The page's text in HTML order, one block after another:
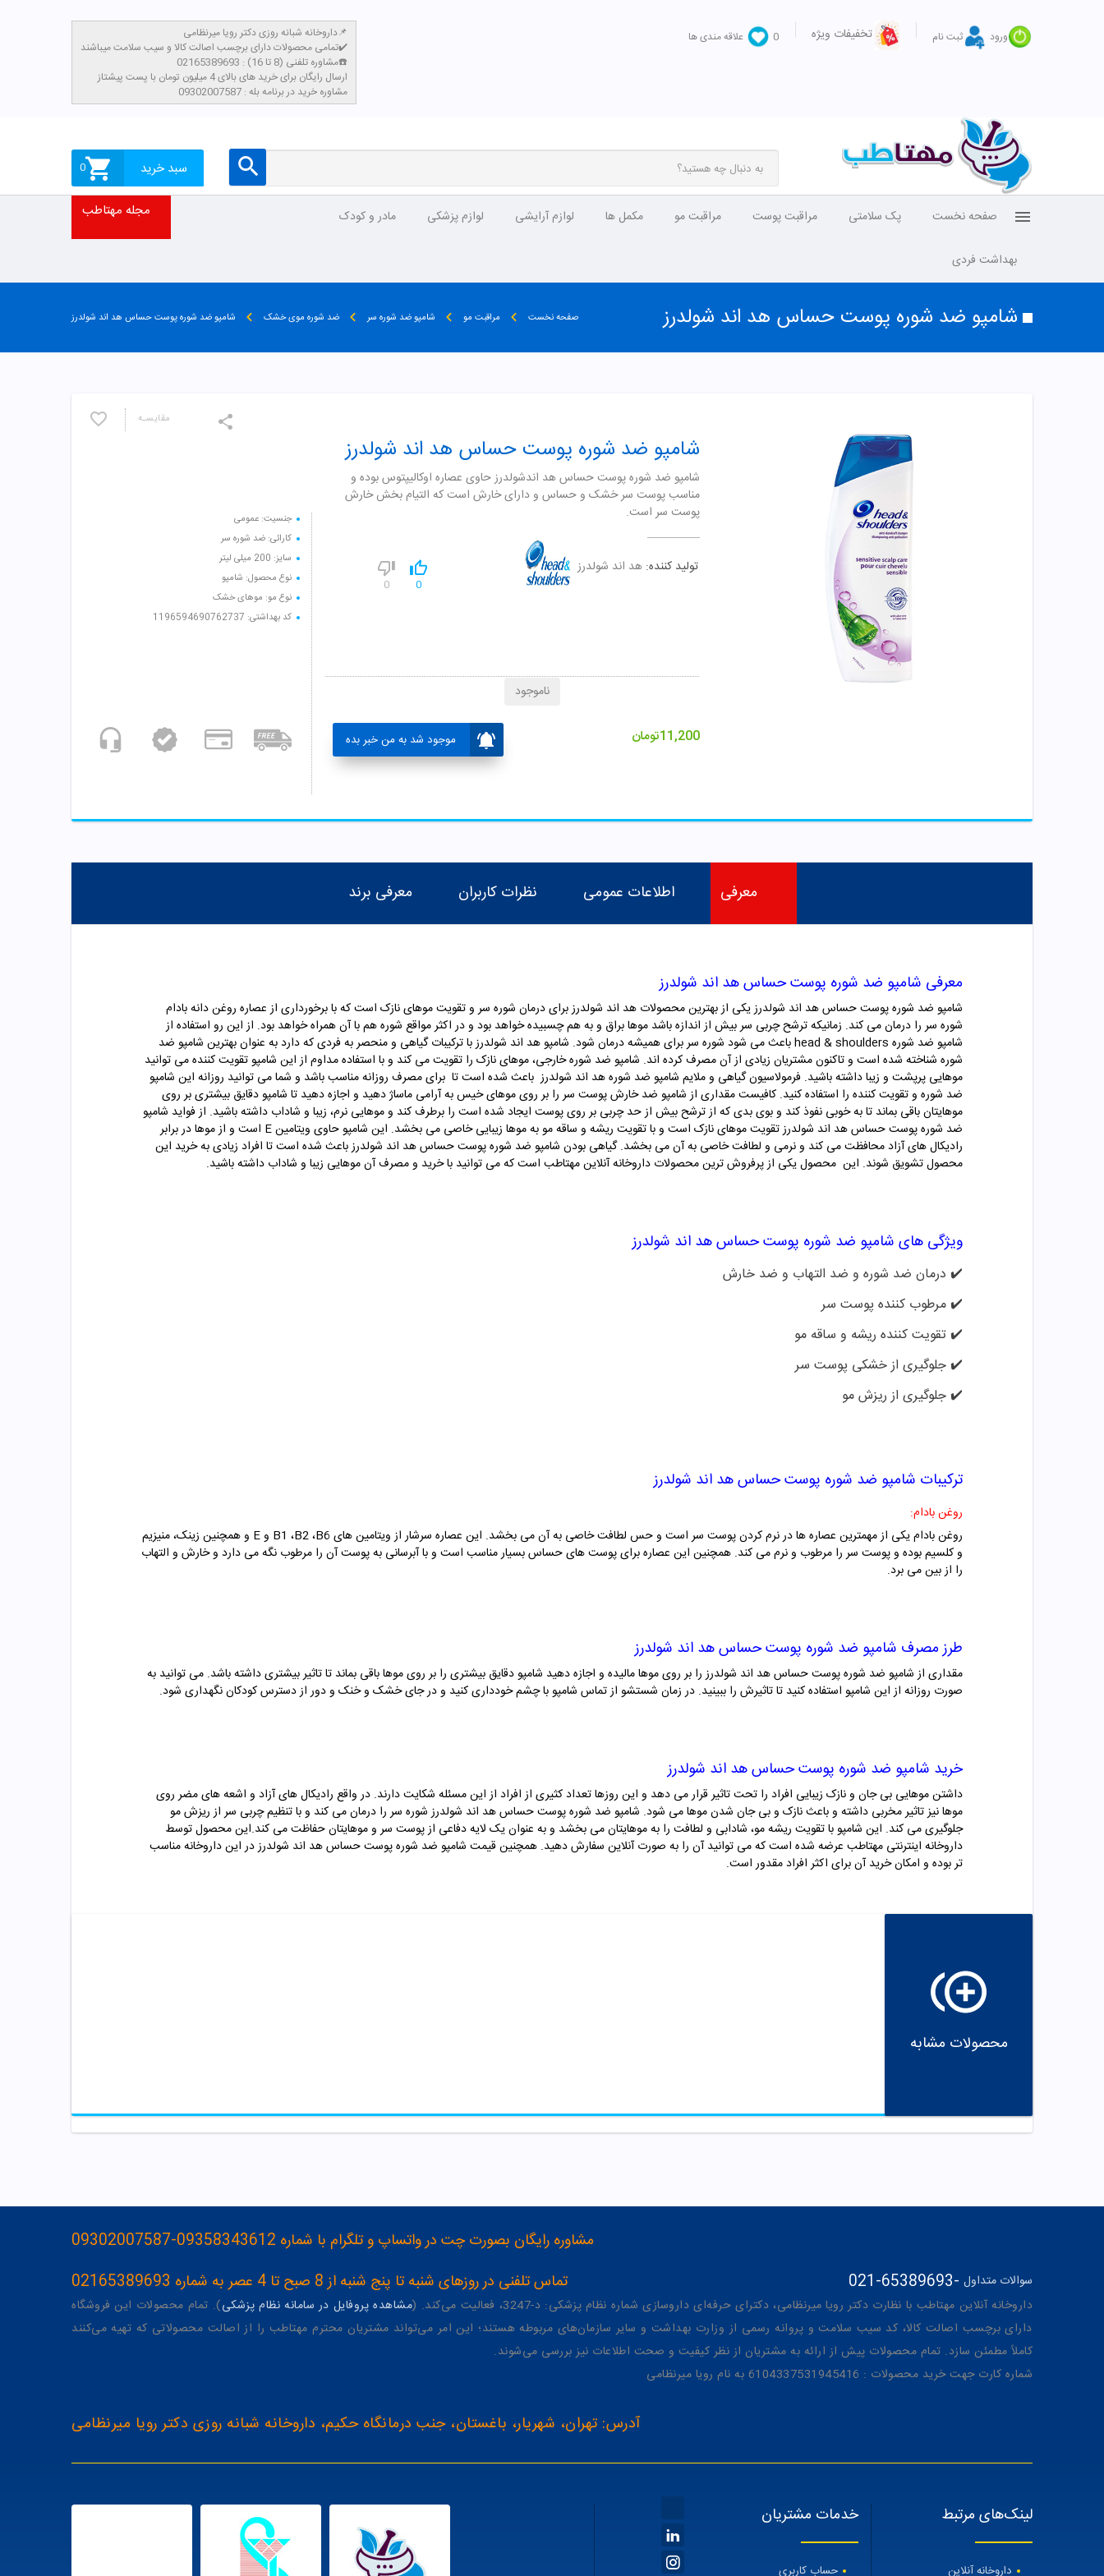
ورود ثبت نام تخفیفات ویژه 0 علاقه مندی ها
داروخانه شبانه روزی دکتر رویا میرنظامی📌
تمامی محصولات دارای برچسب اصالت کالا و سیب سلامت میباشند✔️
مشاوره تلفنی (8 تا 16) : 02165389693☎️
​ارسال رایگان برای خرید های بالای 4 میلیون تومان با پست پیشتاز
مشاوره خرید در برنامه بله : 09302007587
سبد خرید 0
صفحه نخست پک سلامتی مراقبت پوست مراقبت مو مکمل ها لوازم آرایشی لوازم پزشکی مادر و کودک
بهداشت فردی
مجله مهتاطب
شامپو ضد شوره پوست حساس هد اند شولدرز صفحه نخست مراقبت مو شامپو ضد شوره سر ضد شوره موی خشک شامپو ضد شوره پوست حساس هد اند شولدرز
مقایسـه
جنسیت: عمومی
کارائی: ضد شوره سر
سایز: 200 میلی لیتر
نوع محصول: شامپو
نوع مو: موهای خشک
کد بهداشتی: 1196594690762737
شامپو ضد شوره پوست حساس هد اند شولدرز
شامپو ضد شوره پوست حساس هد اندشولدرز حاوی عصاره اوکاليپتوس بوده و
مناسب پوست سر خشک و حساس و دارای خارش است که التيام بخش خارش
پوست سر است.
تولید کننده: هد اند شولدرز
0
0
11,200تومان موجود شد به من خبر بده
ناموجود
معرفی اطلاعات عمومی نظرات کاربران معرفی برند
معرفی شامپو ضد شوره پوست حساس هد اند شولدرز
شامپو ضد شوره پوست حساس هد اند شولدرز یکی از بهترین محصولات هد اند شولدرز برای درمان شوره سر و تقویت موهای نازک است که با برخورداری از عصاره روغن دانه بادام
شوره سر را درمان می کند. زمانیکه ترشح چربی سر بیش از اندازه باشد موها براق و به هم چسبیده خواهد بود و در اکثر مواقع شوره هم با آن همراه خواهد بود. از این رو استفاده از
شامپو ضد شوره head & shoulders باعث می شود شوره سر برای همیشه درمان شود. شامپو هد اند شولدرز با ترکیبات گیاهی و منحصر به فردی که دارد به عنوان بهترین شامپو ضد
شوره شناخته شده است و تاکنون مشتریان زیادی از آن مصرف کرده اند. شامپو ضد شوره خارجی، موهای نازک را تقویت می کند و با استفاده مداوم از این شامپو تقویت کننده می توانید
موهایی پرپشت و زیبا داشته باشید. فرمولاسیون گیاهی و ملایم شامپو ضد شوره هد اند شولدرز باعث شده است تا برای مصرف روزانه مناسب باشد و شما می توانید روزانه این شامپو
ضد شوره و تقویت کننده را استفاده کنید. کافیست مقداری از شامپو ضد خارش پوست سر را بر روی موهای خیس به آرامی ماساژ دهید و اجازه دهید تا شامپو دقایق بیشتری بر روی
موهایتان باقی بماند تا به خوبی نفوذ کند و بوی بدی که از ترشح بیش از حد چربی بر روی پوست ایجاد شده است را برطرف کند و موهایی نرم، زیبا و شاداب داشته باشید. از فواید شامپو
ضد شوره پوست حساس هد اند شولدرز تقویت موهای نازک است و با تقویت ریشه و ساقه مو به موها زیبایی خاصی می بخشد. این شامپو حاوی ویتامین E است و از موها در برابر
رادیکال های آزاد محافظت می کند و نرمی و لطافت خاصی به آن می بخشد. گیاهی بودن شامپو ضد شوره پوست حساس هد اند شولدرز باعث شده است تا افراد زیادی به خرید این
محصول تشویق شوند. این محصول یکی از پرفروش ترین محصولات داروخانه آنلاین مهتاطب است که می توانید با خرید و مصرف آن موهایی زیبا و شاداب داشته باشید.
ویژگی های شامپو ضد شوره پوست حساس هد اند شولدرز
✔️ درمان ضد شوره و ضد التهاب و ضد خارش
✔️مرطوب کننده پوست سر
✔️تقویت کننده ریشه و ساقه مو
✔️جلوگیری از خشکی پوست سر
✔️جلوگیری از ریزش مو
ترکیبات شامپو ضد شوره پوست حساس هد اند شولدرز
روغن بادام:
روغن بادام یکی از مهمترین عصاره ها در نرم کردن پوست سر است و حس لطافت خاصی به آن می بخشد. این عصاره سرشار از ویتامین های B1 ،B2 ،B6 و E و همچنین زینک، منیزیم
و کلسیم بوده و پوست سر را مرطوب و نرم می کند. همچنین این عصاره برای پوست های حساس بسیار مناسب است و با آبرسانی به پوست آن را مرطوب نگه می دارد و خارش و التهاب
را از بین می برد.
طرز مصرف شامپو ضد شوره پوست حساس هد اند شولدرز
مقداری از شامپو ضد شوره پوست حساس هد اند شولدرز را بر روی موها مالیده و اجازه دهید شامپو دقایق بیشتری را بر روی موها باقی بماند تا تاثیر بیشتری داشته باشد. می توانید به
صورت روزانه از این شامپو استفاده کنید تا تاثیرش را ببینید. در زمان شستشو از تماس شامپو با چشم خودداری کنید و در جای خشک و خنک و دور از دسترس کودکان نگهداری شود.
خرید شامپو ضد شوره پوست حساس هد اند شولدرز
داشتن موهایی بی جان و نازک زیبایی افراد را تحت تاثیر قرار می دهد و این روزها تعداد کثیری از افراد از این مسئله شکایت دارند. در واقع رادیکال های آزاد و اشعه های مضر روی
موها نیز تاثیر مخربی داشته و باعث نازک و بی جان شدن موها می شود. شامپو ضد شوره پوست حساس هد اند شولدرز شوره سر را درمان می کند و با تنظیم چربی سر از ریزش مو
جلوگیری می کند. این شامپو با تقویت ریشه مو، شادابی و لطافت را به موهایتان می بخشد و به عنوان یک لایه دفاعی از پوست سر و موهایتان حفاظت می کند.این محصول توسط
داروخانه اینترنتی مهتاطب عرضه شده است که می توانید آن را به صورت آنلاین سفارش دهید. همچنین قیمت شامپو ضد شوره پوست حساس هد اند شولدرز در این داروخانه مناسب
تر بوده و امکان خرید آن برای اکثر افراد مقدور است.
محصولات مشابه
مشاوره رایگان بصورت چت در واتساپ و تلگرام با شماره 09358343612-09302007587
تماس تلفنی در روزهای شنبه تا پنج شنبه از 8 صبح تا 4 عصر به شماره 02165389693
021-65389693 سوالات متداول -
داروخانه آنلاین مهتاطب با نظارت دکتر رویا میرنظامی، دکترای حرفه‌ای داروسازی شماره نظام پزشکی: د-3247، فعالیت می‌کند. ( مشاهده پروفایل در سامانه نظام پزشکی). تمام محصولات این فروشگاه
دارای برچسب اصالت کالا، کد سیب سلامت و پروانه رسمی از وزارت بهداشت و سایر سازمان‌های مربوطه هستند؛ این امر می‌تواند مشتریان محترم مهتاطب را از اصالت محصولاتی که تهیه می‌کنند
کاملاً مطمئن سازد. تمام محصولات پیش از ارائه به مشتریان از نظر کیفیت و صحت اطلاعات نیز بررسی می‌شوند.
شماره کارت جهت خرید محصولات : 6104337531945416 به نام رویا میرنظامی
آدرس: تهران، شهریار، باغستان، جنب درمانگاه حکیم، داروخانه شبانه روزی دکتر رویا میرنظامی
لینک‌های مرتبط
داروخانه آنلاین
خدمات مشتریان
حساب کاربری